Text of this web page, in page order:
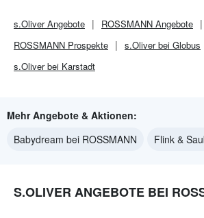
s.OliverAngebote ROSSMANN Angebote
ROSSMANN Prospekte
s.Oliver bei Globus
s.Oliver bei Karstadt
Mehr Angebote & Aktionen:
Babydream bei ROSSMANN
Flink &
S.OLIVER ANGEBOTE BEI